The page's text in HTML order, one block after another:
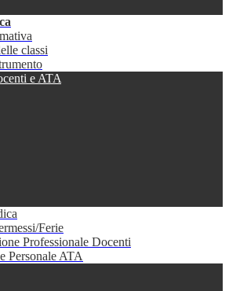
classi
e ATA
Ferie
Professionale Docenti
Personale ATA